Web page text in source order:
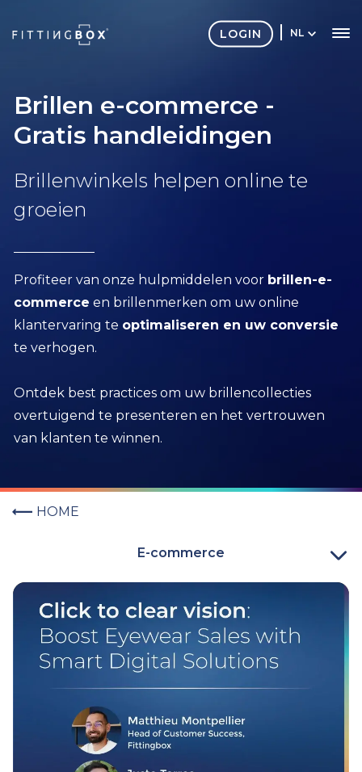
NL
LOGIN
Brillen e-commerce -
Gratis handleidingen
Brillenwinkels helpen online te
groeien
Profiteer van onze hulpmiddelen voor brillen-e-
commerce en brillenmerken om uw online
klantervaring te optimaliseren en uw conversie
te verhogen.
Ontdek best practices om uw brillencollecties
overtuigend te presenteren en het vertrouwen
van klanten te winnen.
HOME
E-commerce